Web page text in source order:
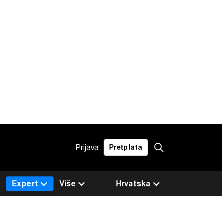
Prijava Pretplata
Hrvatska
Expert Više